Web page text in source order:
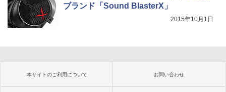
ブランド「Sound BlasterX」
2015年10月1日
本サイトのご利用について お問い合わせ